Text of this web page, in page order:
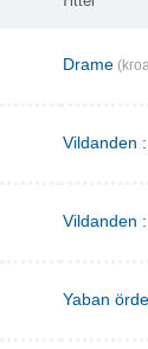
Drame
Vildanden
Vildanden
Yaban